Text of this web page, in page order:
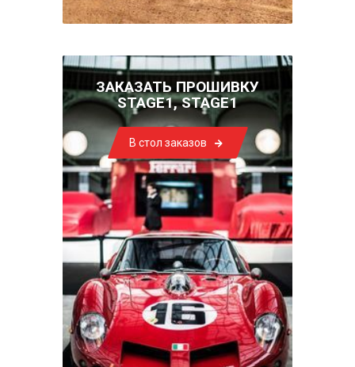
ЗАКАЗАТЬ ПРОШИВКУ
STAGE1, STAGE1
В стол заказов